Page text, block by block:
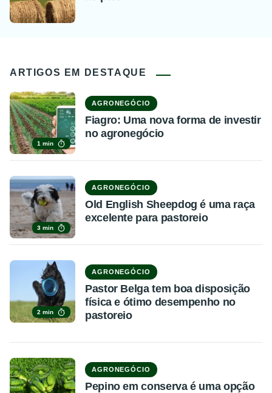
ARTIGOS EM DESTAQUE
1 min
AGRONEGÓCIO
Fiagro: Uma nova forma de investir
no agronegócio
3 min
AGRONEGÓCIO
Old English Sheepdog é uma raça
excelente para pastoreio
2 min
AGRONEGÓCIO
Pastor Belga tem boa disposição
física e ótimo desempenho no
pastoreio
AGRONEGÓCIO
Pepino em conserva é uma opção